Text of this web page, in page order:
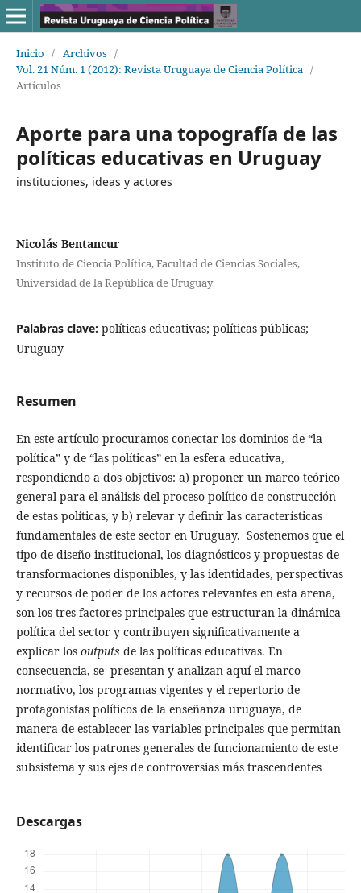
Inicio / Archivos /
Vol. 21 Núm. 1 (2012): Revista Uruguaya de Ciencia Política /
Artículos
Aporte para una topografía de las
políticas educativas en Uruguay
instituciones, ideas y actores
Nicolás Bentancur
Instituto de Ciencia Política, Facultad de Ciencias Sociales,
Universidad de la República de Uruguay
Palabras clave: políticas educativas; políticas públicas;
Uruguay
Resumen
En este artículo procuramos conectar los dominios de “la
política” y de “las políticas” en la esfera educativa,
respondiendo a dos objetivos: a) proponer un marco teórico
general para el análisis del proceso político de construcción
de estas políticas, y b) relevar y definir las características
fundamentales de este sector en Uruguay. Sostenemos que el
tipo de diseño institucional, los diagnósticos y propuestas de
transformaciones disponibles, y las identidades, perspectivas
y recursos de poder de los actores relevantes en esta arena,
son los tres factores principales que estructuran la dinámica
política del sector y contribuyen significativamente a
explicar los outputs de las políticas educativas. En
consecuencia, se presentan y analizan aquí el marco
normativo, los programas vigentes y el repertorio de
protagonistas políticos de la enseñanza uruguaya, de
manera de establecer las variables principales que permitan
identificar los patrones generales de funcionamiento de este
subsistema y sus ejes de controversias más trascendentes
Descargas